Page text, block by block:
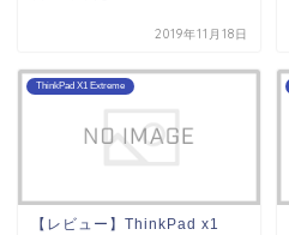
2019年11月18日
ThinkPad X1 Extreme
【レビュー】ThinkPad x1